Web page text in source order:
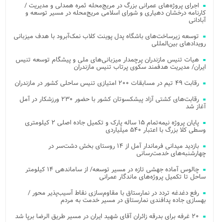
اجرای پروژه‌های عمرانی بزرگ در مریج‌محله ثمره همدلی و مدیریت /
کارنامه درخشان دهیاری و شورای اسلامی مریج‌محله در مسیر توسعه و
آبادانی
توسعه زیرساخت‌های باشگاه پدل پوینت کلاب نمک‌آبرود با هدف میزبانی
رویدادهای بین‌المللی
هیات تنیس مازندران پرچمدار میزبانی‌های ملی و پیشگام توسعه تنیس
ایران/ مدیریت هدفمند سکوی پرتاب تنیس مازندران
رقابت ۴۹ تیم در مسابقات ۲۰۰ امتیازی تنیس ساحلی کشور در مازندران
رقابت‌های کشتی آزاد پیشکسوتان کشور با حضور ۲۳۰ ورزشکار در آمل
آغاز شد
پایان پروژه نیمه‌تمام ۱۵ ساله پارک و تکمیل جاده اصلی ۲ کیلومتری
وسطی کلا بزرگ با اعتبار ۵۴۰ میلیاردی
بازدید میدانی فرماندار آمل از ۱۴ روستای بخش دشت‌سر در
چهارشنبه‌های خدمت‌رسانی
چالوس آماده جهشی تازه در مسیر توسعه/ از ساماندهی ۱۴ کیلومتر
ساحل تا تکمیل پروژه‌های ماندگار عمرانی
رفع دغدغه تردد در نمارستاق با مقاوم‌سازی نقاط آسیب‌پذیر محور /
بهسازی جاده پدافندی نمارستاق در مسیر خدمت به مردم
۲۰ غرفه برای بدرقه زائران آقای شهید ایران در مسیر طریق الرضا برپا شد